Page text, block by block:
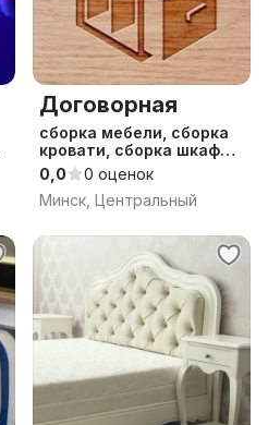
Договорная
сборка мебели, сборка
кровати, сборка шкафа,
комода, стеллажа,
собрать кровать, шкаф,
комод, стеллаж
0,0
0 оценок
Минск, Центральный